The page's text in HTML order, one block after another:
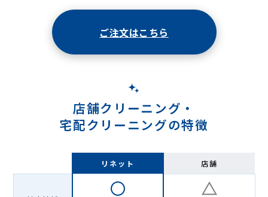
ご注文はこちら
店舗クリーニング・
宅配クリーニングの特徴
リネット 店舗